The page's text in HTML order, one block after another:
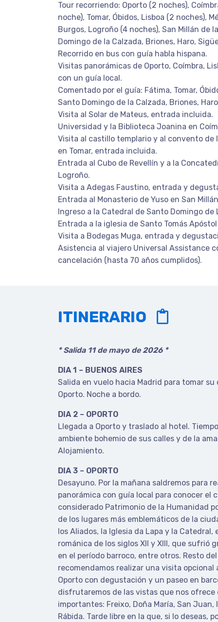
Tour recorriendo: Oporto (2 noches),
noche), Tomar, Óbidos, Lisboa (2 noches),
Burgos, Logroño (4 noches), San Millán de
Domingo de la Calzada, Briones, Haro,
Recorrido en bus con guía habla hispana.
Visitas panorámicas de Oporto, Coímbra,
con un guía local.
Comentado por el guía: Fátima, Tomar,
Santo Domingo de la Calzada, Briones,
Visita al Solar de Mateus, entrada incluida.
Universidad y la Biblioteca Joanina en
Visita al castillo templario y al convento de
en Tomar, entrada incluida.
Entrada al Cubo de Revellín y a la
Logroño.
Visita a Adegas Faustino, entrada y
Entrada al Monasterio de Yuso en San
Ingreso a la Catedral de Santo Domingo de
Entrada a la iglesia de Santo Tomás
Visita a Bodegas Muga, entrada y
Asistencia al viajero Universal Assistance
cancelación (hasta 70 años cumplidos).
ITINERARIO
* Salida 11 de mayo de 2026 *
DIA 1 – BUENOS AIRES
Salida en vuelo hacia Madrid para tomar
Oporto. Noche a bordo.
DIA 2 – OPORTO
Llegada a Oporto y traslado al hotel.
ambiente bohemio de sus calles y de la
Alojamiento.
DIA 3 – OPORTO
Desayuno. Por la mañana saldremos para
panorámica con guía local para conocer el
considerado Patrimonio de la Humanidad
de los lugares más emblemáticos de la
los Aliados, la Iglesia da Lapa y la
románica de los siglos XII y XIII, que sufrió
en el período barroco, entre otros. Resto
recomendamos realizar una visita opcional
Oporto con degustación y un paseo en
disfrutaremos de las vistas que nos ofrece
importantes: Freixo, Doña María, San Juan,
Rábida. Tarde libre en la que, si lo deseas,